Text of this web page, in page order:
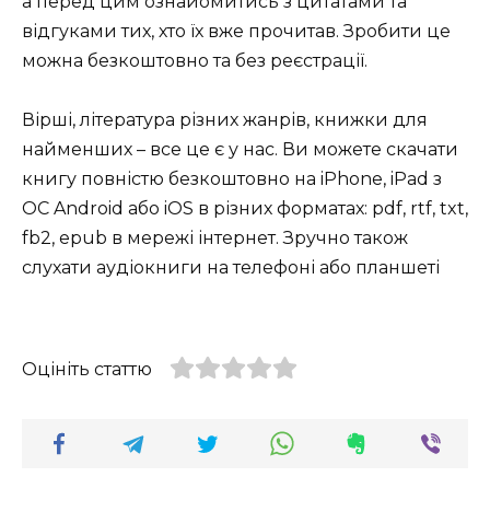
відгуками тих, хто їх вже прочитав. Зробити це
можна безкоштовно та без реєстрації.
Вірші, література різних жанрів, книжки для
найменших – все це є у нас. Ви можете скачати
книгу повністю безкоштовно на iPhone, iPad з
ОС Android або iOS в різних форматах: pdf, rtf, txt,
fb2, epub в мережі інтернет. Зручно також
слухати аудіокниги на телефоні або планшеті
Оцініть статтю